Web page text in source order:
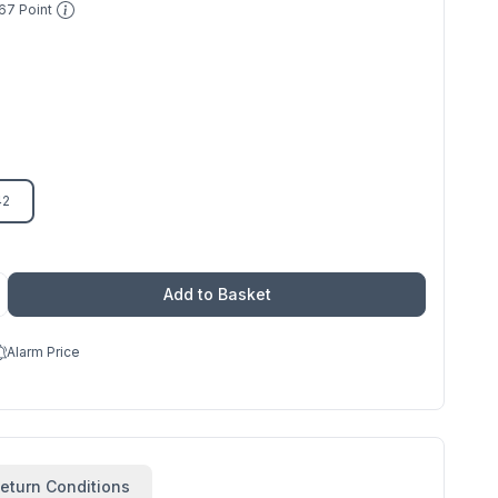
67 Point
Add to Basket
Alarm Price
Conditions